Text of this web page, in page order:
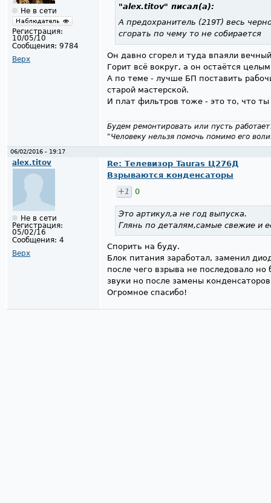
Не в сети
Регистрация:
10/05/10
Сообщения: 9784
Верх
"alex.titov" писал(а):
А предохранитель (219Т) весь
сгорать по чему то не собирается
Он давно сгорел и туда впаяли
Горит всё вокруг, а он остаётся
А по теме - лучше БП поставить
старой мастерской.
И плат фильтров тоже - это то, что
Будем ремонтировать или пусть
"Человеку нельзя помочь помимо его
06/02/2016 - 19:17
alex.titov
Не в сети
Регистрация:
05/02/16
Сообщения: 4
Верх
Re: Телевизор Tauras Ц276Д
Взрываются конденсаторы
+1
0
Это артикул,а не год выпуска.
Глянь по деталям,самые свежие и
Спорить на буду.
Блок питания заработал, заменил
после чего взрыва не последовало
звуки но после замены
Огромное спасибо!